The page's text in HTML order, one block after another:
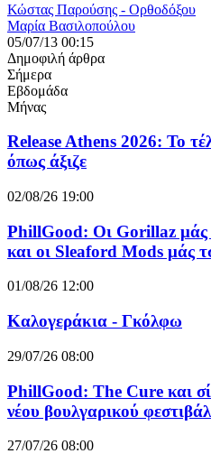
Κώστας Παρούσης - Ορθοδόξου
Μαρία Βασιλοπούλου
05/07/13 00:15
Δημοφιλή άρθρα
Σήμερα
Εβδομάδα
Μήνας
Release Athens 2026: Το
όπως άξιζε
02/08/26 19:00
PhillGood: Οι Gorillaz μάς
και οι Sleaford Mods μάς
01/08/26 12:00
Καλογεράκια - Γκόλφω
29/07/26 08:00
PhillGood: The Cure και
νέου βουλγαρικού φεστιβάλ
27/07/26 08:00